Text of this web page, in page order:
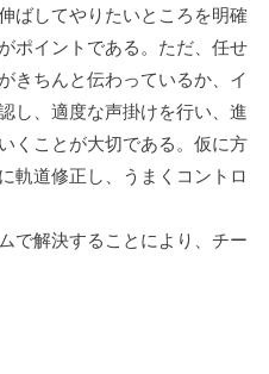
ばしてやりたいところを明確
ポイントである。ただ、任せ
きちんと伝わっているか、イ
し、適度な声掛けを行い、進
くことが大切である。仮に方
軌道修正し、うまくコントロ
で解決することにより、チー